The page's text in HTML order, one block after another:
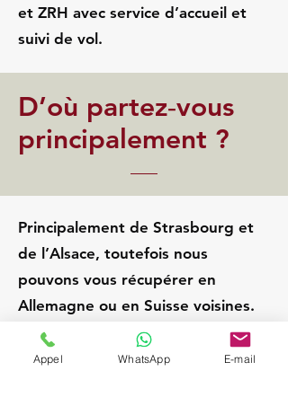
et ZRH avec service d’accueil et
suivi de vol.
D’où partez‑vous
principalement ?
Principalement de Strasbourg et
de l’Alsace, toutefois nous
pouvons vous récupérer en
Allemagne ou en Suisse voisines.
Haguenau
Appel WhatsApp E-mail